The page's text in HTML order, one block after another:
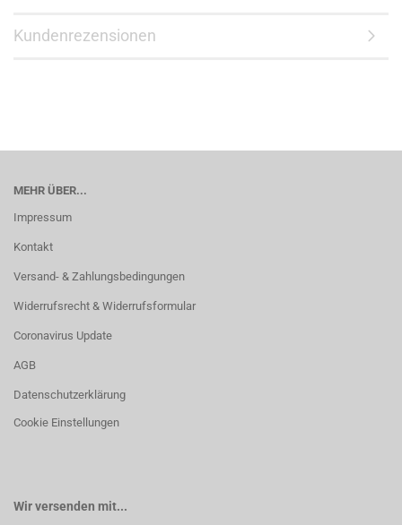
Kundenrezensionen
MEHR ÜBER...
Impressum
Kontakt
Versand- & Zahlungsbedingungen
Widerrufsrecht & Widerrufsformular
Coronavirus Update
AGB
Datenschutzerklärung
Cookie Einstellungen
Wir versenden mit...